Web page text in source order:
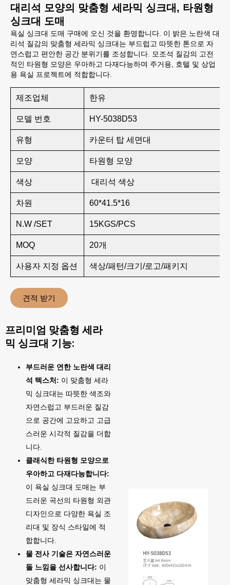
대리석 모양의 맞춤형 세라믹 싱크대, 타원형
싱크대 도매
욕실 싱크대 도매 구매에 오신 것을 환영합니다. 이 밝은 노란색 대
리석 질감의 맞춤형 세라믹 싱크대는 부드럽고 따뜻한 톤으로 자
연스럽고 편안한 공간 분위기를 조성합니다. 모조석 질감의 고전
적인 타원형 모양은 우아하고 다재다능하며 주거용, 호텔 및 상업
용 욕실 프로젝트에 적합합니다.
제조업체 한유
모델 번호 HY-5038D53
유형 카운터 탑 세면대
모양 타원형 모양
색상 대리석 색상
차원 60*41.5*16
N.W /SET 15KGS/PCS
MOQ 20개
사용자 지정 옵션 색상/패턴/크기/로고/패키지
견적 받기
프리미엄 맞춤형 세라
믹 싱크대 기능:
부드러운 연한 노란색 대리
석 텍스처: 이 맞춤형 세라
믹 싱크대는 따뜻한 색조와
자연스럽고 부드러운 질감
으로 공간에 고요하고 고급
스러운 시각적 질감을 더합
니다.
클래식한 타원형 모양으로
우아하고 다재다능합니다:
이 욕실 싱크대 도매는 부
드러운 곡선의 타원형 외관
디자인으로 다양한 욕실 조
리대 및 장식 스타일에 적
합합니다.
물 전사 기술은 자연스러운
돌 느낌을 선사합니다: 이
맞춤형 세라믹 싱크대는 물